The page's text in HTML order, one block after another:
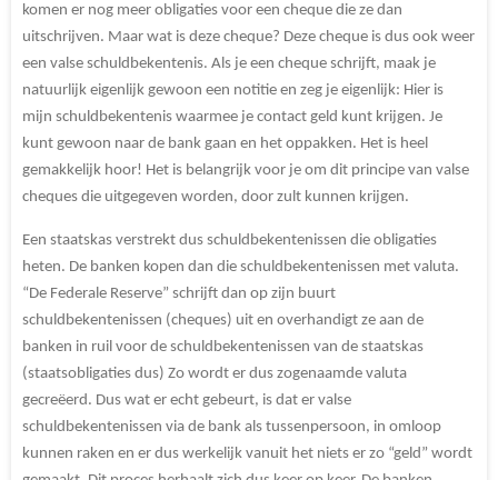
komen er nog meer obligaties voor een cheque die ze dan
uitschrijven. Maar wat is deze cheque? Deze cheque is dus ook weer
een valse schuldbekentenis. Als je een cheque schrijft, maak je
natuurlijk eigenlijk gewoon een notitie en zeg je eigenlijk: Hier is
mijn schuldbekentenis waarmee je contact geld kunt krijgen. Je
kunt gewoon naar de bank gaan en het oppakken. Het is heel
gemakkelijk hoor! Het is belangrijk voor je om dit principe van valse
cheques die uitgegeven worden, door zult kunnen krijgen.
Een staatskas verstrekt dus schuldbekentenissen die obligaties
heten. De banken kopen dan die schuldbekentenissen met valuta.
“De Federale Reserve” schrijft dan op zijn buurt
schuldbekentenissen (cheques) uit en overhandigt ze aan de
banken in ruil voor de schuldbekentenissen van de staatskas
(staatsobligaties dus) Zo wordt er dus zogenaamde valuta
gecreëerd. Dus wat er echt gebeurt, is dat er valse
schuldbekentenissen via de bank als tussenpersoon, in omloop
kunnen raken en er dus werkelijk vanuit het niets er zo “geld” wordt